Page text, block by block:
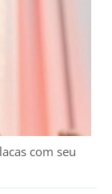
com seu